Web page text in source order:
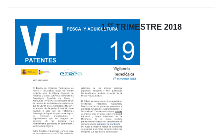
1.erTRIMESTRE 2018